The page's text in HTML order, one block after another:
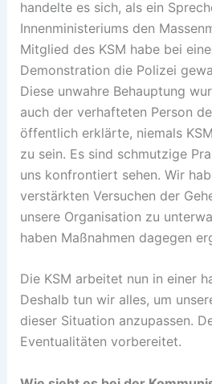
handelte es sich, als ein
Innenministeriums den
Mitglied des KSM habe bei
Demonstration die Polizei
Diese unwahre Behauptung
auch der verhafteten Person
öffentlich erklärte, niemals
zu sein. Es sind schmutzige
uns konfrontiert sehen. Wir
verstärkten Versuchen der
unsere Organisation zu
haben Maßnahmen dagegen
Die KSM arbeitet nun in einer
Deshalb tun wir alles, um
dieser Situation anzupassen.
Eventualitäten vorbereitet.